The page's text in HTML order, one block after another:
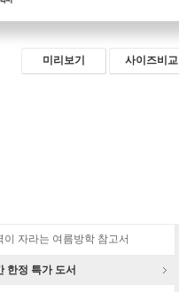
미리보기 사이즈비교
이 자라는 여름방학 참고서
한정 특가 도서